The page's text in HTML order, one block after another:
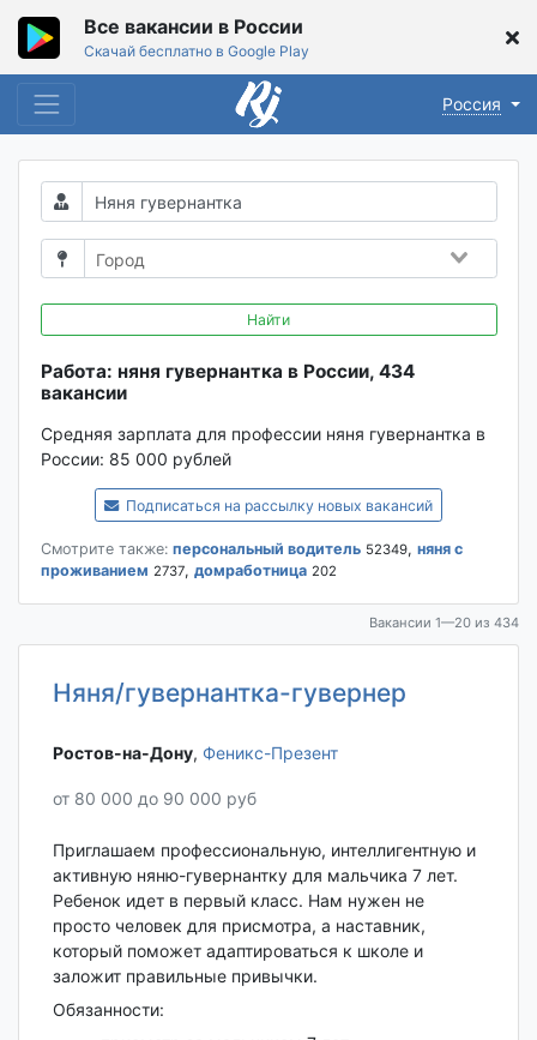
Все вакансии в России
Скачай бесплатно в Google Play
Россия
Найти
Работа: няня гувернантка в России, 434
вакансии
Средняя зарплата для профессии няня гувернантка в
России: 85 000 рублей
Подписаться на рассылку новых вакансий
Смотрите также: персональный водитель 52349, няня с
проживанием 2737, домработница 202
Вакансии 1—20 из 434
Няня/гувернантка-гувернер
Ростов-на-Дону‎, Феникс-Презент
от 80 000 до 90 000 руб
Приглашаем профессиональную, интеллигентную и
активную няню-гувернантку для мальчика 7 лет.
Ребенок идет в первый класс. Нам нужен не
просто человек для присмотра, а наставник,
который поможет адаптироваться к школе и
заложит правильные привычки.
Обязанности: